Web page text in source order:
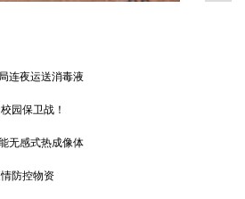
连夜运送消毒液
园保卫战！
无感式热成像体
防控物资